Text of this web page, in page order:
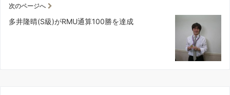
次のページへ
多井隆晴(S級)がRMU通算100勝を達成